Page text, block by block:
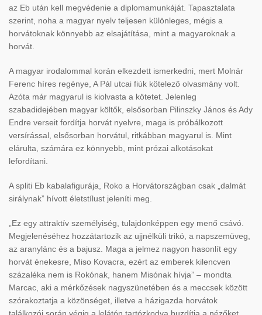
az Eb után kell megvédenie a diplomamunkáját. Tapasztalata
szerint, noha a magyar nyelv teljesen különleges, mégis a
horvátoknak könnyebb az elsajátítása, mint a magyaroknak a
horvát.
A magyar irodalommal korán elkezdett ismerkedni, mert Molnár
Ferenc híres regénye, A Pál utcai fiúk kötelező olvasmány volt.
Azóta már magyarul is kiolvasta a kötetet. Jelenleg
szabadidejében magyar költők, elsősorban Pilinszky János és Ady
Endre verseit fordítja horvát nyelvre, maga is próbálkozott
versírással, elsősorban horvátul, ritkábban magyarul is. Mint
elárulta, számára ez könnyebb, mint prózai alkotásokat
lefordítani.
A spliti Eb kabalafigurája, Roko a Horvátországban csak „dalmát
sirálynak” hívott életstílust jeleníti meg.
„Ez egy attraktív személyiség, tulajdonképpen egy menő csávó.
Megjelenéséhez hozzátartozik az ujjnélküli trikó, a napszemüveg,
az aranylánc és a bajusz. Maga a jelmez nagyon hasonlít egy
horvát énekesre, Miso Kovacra, ezért az emberek kilencven
százaléka nem is Rokónak, hanem Misónak hívja” – mondta
Marcac, aki a mérkőzések nagyszünetében és a meccsek között
szórakoztatja a közönséget, illetve a házigazda horvátok